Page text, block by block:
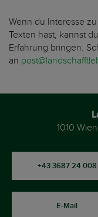
Wenn du Interesse
Texten hast, kannst
Erfahrung bringen.
an
1010
+43 3687 24 008
E-Mail